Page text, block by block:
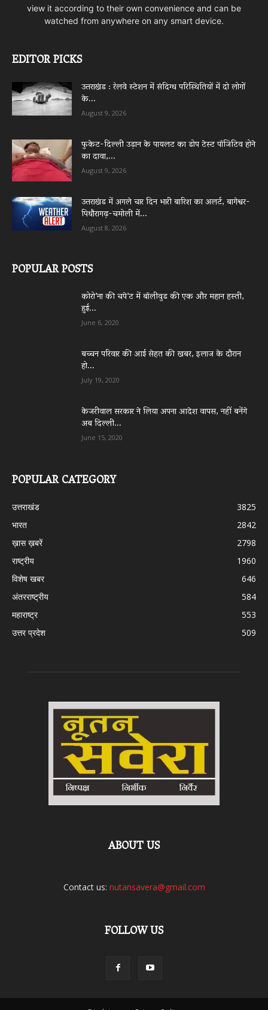
view it according to their own convenience and can be
watched from anywhere on any smart device.
EDITOR PICKS
उत्तराखंड : रेलवे स्टेशन में संदिग्ध परिस्थितियों में दो लोगों
के...
August 9, 2026
फुकेट-दिल्ली उड़ान के पायलट का डोप टेस्ट पॉजिटिव होने
का दावा,...
August 9, 2026
उत्तराखंड में अगले चार दिन भारी बारिश का अलर्ट, बागेश्वर-
पिथौरागढ़-चमोली में...
August 8, 2026
POPULAR POSTS
कोरो’ना की चपे’ट में बॉलीवुड की एक और महान हस्ती,
हुई...
June 6, 2020
बच्चन परिवार की आई सेहत की खबर, इलाज के दौरान
हो...
July 19, 2020
केजरीवाल सरकार ने लिया अपना आदेश वापस, नहीं बनेंगे
अब दिल्ली...
June 15, 2020
POPULAR CATEGORY
उत्तराखंड
3825
भारत
2842
ख़ास ख़बरें
2798
राष्ट्रीय
1960
विशेष खबर
646
अंतरराष्ट्रीय
584
महाराष्ट्र
553
उत्तर प्रदेश
509
ABOUT US
Contact us: nutansavera@gmail.com
FOLLOW US